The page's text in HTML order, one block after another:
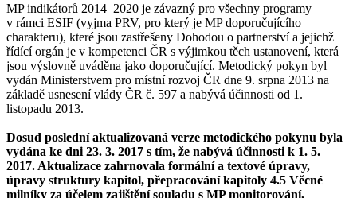
MP indikátorů 2014–2020 je závazný pro všechny programy
v rámci ESIF (vyjma PRV, pro který je MP doporučujícího
charakteru), které jsou zastřešeny Dohodou o partnerství a jejichž
řídící orgán je v kompetenci ČR s výjimkou těch ustanovení, která
jsou výslovně uváděna jako doporučující. Metodický pokyn byl
vydán Ministerstvem pro místní rozvoj ČR dne 9. srpna 2013 na
základě usnesení vlády ČR č. 597 a nabývá účinnosti od 1.
listopadu 2013.
Dosud poslední aktualizovaná verze metodického pokynu byla
vydána ke dni 23. 3. 2017 s tím, že nabývá účinnosti k 1. 5.
2017. Aktualizace zahrnovala formální a textové úpravy,
úpravy struktury kapitol, přepracování kapitoly 4.5 Věcné
milníky za účelem zajištění souladu s MP monitorování,